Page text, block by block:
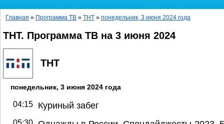
Главная » Программа ТВ » ТНТ » понедельник, 3 июня 2024 года
ТНТ. Программа ТВ на 3 июня 2024
ТНТ
понедельник, 3 июня 2024 года
04:15 Куриный забег